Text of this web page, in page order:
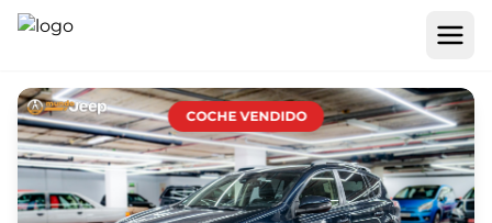
COCHE VENDIDO